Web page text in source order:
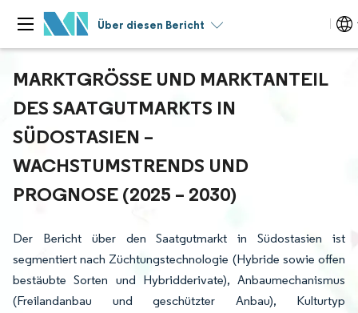
Über diesen Bericht
MARKTGRÖSSE UND MARKTANTEIL D
ES SAATGUTMARKTS IN S
ÜDOSTASIEN – W
ACHSTUMSTRENDS UND P
ROGNOSE (2025 – 2030)
Der Bericht über den Saatgutmarkt in Südostasien ist
segmentiert nach Züchtungstechnologie (Hybride sowie offen
bestäubte Sorten und Hybridderivate), Anbaumechanismus
(Freilandanbau und geschützter Anbau), Kulturtyp